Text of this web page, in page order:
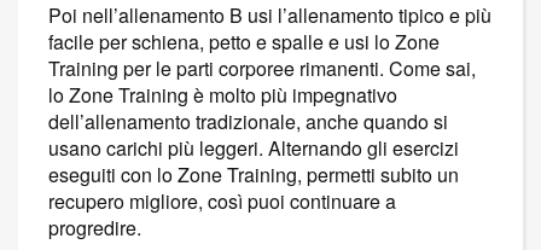
Poi nell’allenamento B usi l’allenamento tipico e più
facile per schiena, petto e spalle e usi lo Zone
Training per le parti corporee rimanenti. Come sai,
lo Zone Training è molto più impegnativo
dell’allenamento tradizionale, anche quando si
usano carichi più leggeri. Alternando gli esercizi
eseguiti con lo Zone Training, permetti subito un
recupero migliore, così puoi continuare a
progredire.